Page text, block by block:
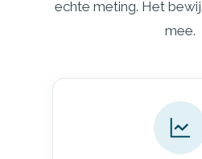
echte meting. Het
mee.